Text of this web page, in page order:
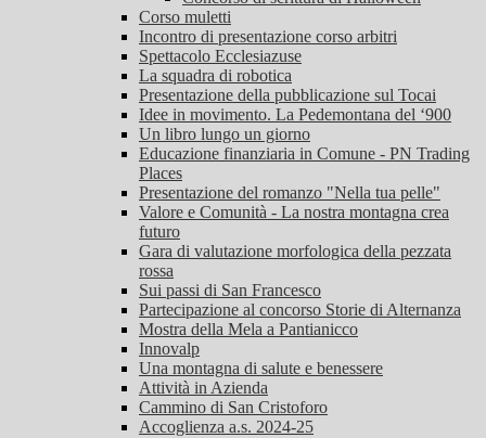
Corso muletti
Incontro di presentazione corso arbitri
Spettacolo Ecclesiazuse
La squadra di robotica
Presentazione della pubblicazione sul Tocai
Idee in movimento. La Pedemontana del ‘900
Un libro lungo un giorno
Educazione finanziaria in Comune - PN Trading
Places
Presentazione del romanzo "Nella tua pelle"
Valore e Comunità - La nostra montagna crea
futuro
Gara di valutazione morfologica della pezzata
rossa
Sui passi di San Francesco
Partecipazione al concorso Storie di Alternanza
Mostra della Mela a Pantianicco
Innovalp
Una montagna di salute e benessere
Attività in Azienda
Cammino di San Cristoforo
Accoglienza a.s. 2024-25